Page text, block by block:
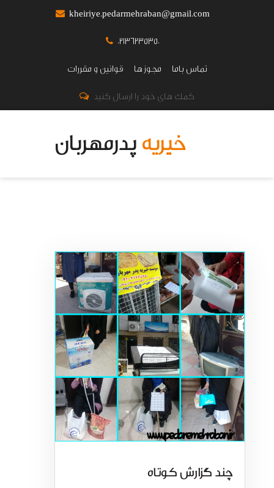
kheiriye.pedarmehraban@gmail.com
02136235350
قوانین و مقررات
مجوز ها
تماس باما
کمک های خود را ارسال کنید
خیریهپدرمهربان
چند گزارش کوتاه